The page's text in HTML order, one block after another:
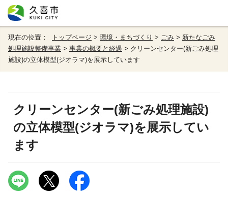
現在の位置： トップページ > 環境・まちづくり > ごみ > 新たなごみ
処理施設整備事業 > 事業の概要と経過 > クリーンセンター(新ごみ処理
施設)の立体模型(ジオラマ)を展示しています
クリーンセンター(新ごみ処理施設)
の立体模型(ジオラマ)を展示してい
ます